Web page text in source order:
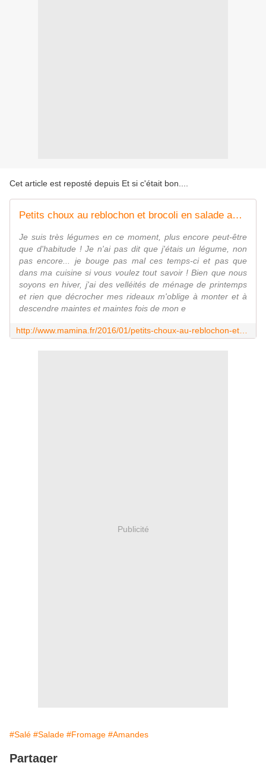
Cet article est reposté depuis Et si c'était bon...
Petits choux au reblochon et brocoli en salade aux amandes
Je suis très légumes en ce moment, plus encore peut-être
que d'habitude ! Je n'ai pas dit que j'étais un légume, non
pas encore... je bouge pas mal ces temps-ci et pas que
dans ma cuisine si vous voulez tout savoir ! Bien que nous
soyons en hiver, j'ai des velléités de ménage de printemps
et rien que décrocher mes rideaux m'oblige à monter et à
descendre maintes et maintes fois de mon e
Publicité
#Salé #Salade #Fromage #Amandes
Partager